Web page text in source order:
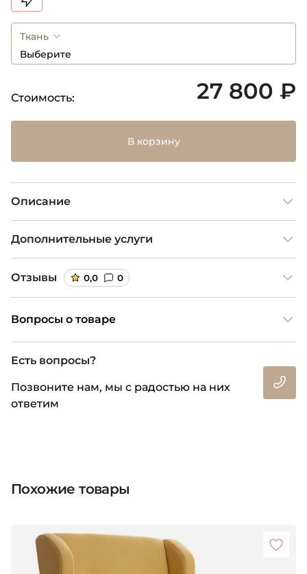
Ткань
Выберите
Стоимость: 27 800 ₽
В корзину
Описание
Дополнительные услуги
Отзывы 0,0 0
Вопросы о товаре
Есть вопросы?
Позвоните нам, мы с радостью на них
ответим
Похожие товары